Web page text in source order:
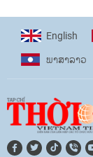
English
ພາ​ສາ​ລາວ